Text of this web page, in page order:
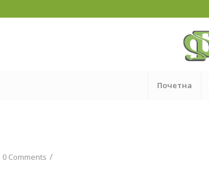
Почетна
0 Comments /